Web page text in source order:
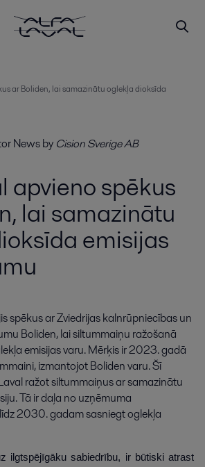
ar Boliden, lai samazinātu oglekļa dioksīda
Newsby Cision Sverige AB
apvieno spēkus
lai samazinātu
emisijas
spēkus ar Zviedrijas kalnrūpniecības un
Boliden, lai siltummaiņu ražošanā
emisijas varu. Mērķis ir 2023. gadā
izmantojot Boliden varu. Šī
ražot siltummaiņus ar samazinātu
Tā ir daļa no uzņēmuma
2030. gadam sasniegt oglekļa
ilgtspējīgāku sabiedrību, ir būtiski atrast